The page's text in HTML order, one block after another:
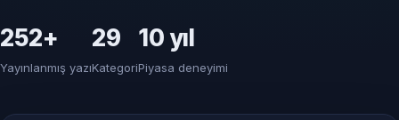
252+
Yayınlanmış yazı
29
Kategori
10 yıl
Piyasa deneyimi